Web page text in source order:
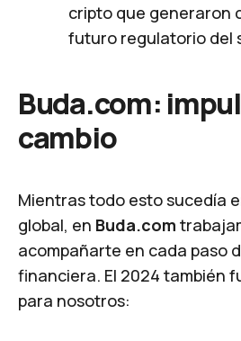
cripto que generaron
futuro regulatorio del
Buda.com:
cambio
Mientras todo esto sucedía
global, en Buda.com
acompañarte en cada paso
financiera. El 2024 también
para nosotros: